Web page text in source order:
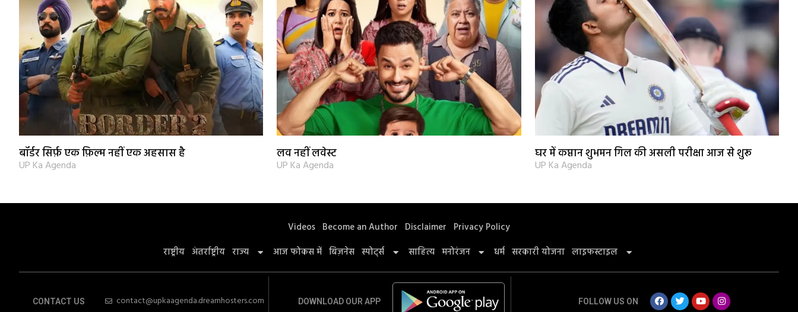
बॉर्डर सिर्फ़ एक फ़िल्म नहीं एक अहसास है
UP Ka Agenda
लव नहीं लवेस्ट
UP Ka Agenda
घर में कप्तान शुभमन गिल की असली परीक्षा आज से शुरू
UP Ka Agenda
Videos Become an Author Disclaimer Privacy Policy
राष्ट्रीय अंतर्राष्ट्रीय राज्य आज फोकस में बिज़नेस स्पोर्ट्स साहित्य मनोरंजन धर्म सरकारी योजना लाइफस्टाइल
CONTACT US contact@upkaagenda.dreamhosters.com DOWNLOAD OUR APP FOLLOW US ON